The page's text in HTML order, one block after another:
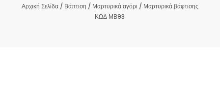
Αρχική Σελίδα/ Βάπτιση / Μαρτυρικά αγόρι / Μαρτυρικά βάφτισης
ΚΩΔ ΜΒ93